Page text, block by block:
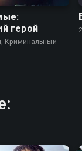
герой
Криминальный